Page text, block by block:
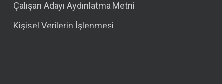
Çalışan Adayı Aydınlatma Metni
Kişisel Verilerin İşlenmesi